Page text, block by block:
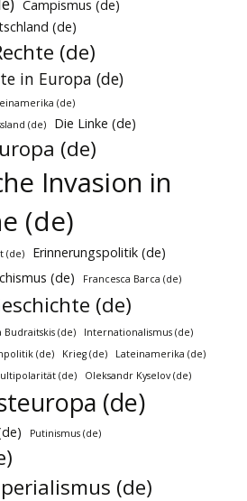
Campismus (de)
(de)
(de)
in Europa (de)
(de)
(de)
Die Linke (de)
(de)
Invasion in
(de)
(de) Erinnerungspolitik (de)
(de) Francesca Barca (de)
(de)
Budraitskis (de)
Internationalismus (de)
(de) Krieg (de) Lateinamerika (de)
(de) Oleksandr Kyselov (de)
(de)
Putinismus (de)
(de)